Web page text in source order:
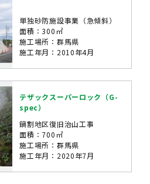
単独砂防施設事業（急傾斜）
面積：300㎡
施工場所：群馬県
施工年月：2010年4月
テザックスーパーロック（G-
spec）
鍋割地区復旧治山工事
面積：700㎡
施工場所：群馬県
施工年月：2020年7月